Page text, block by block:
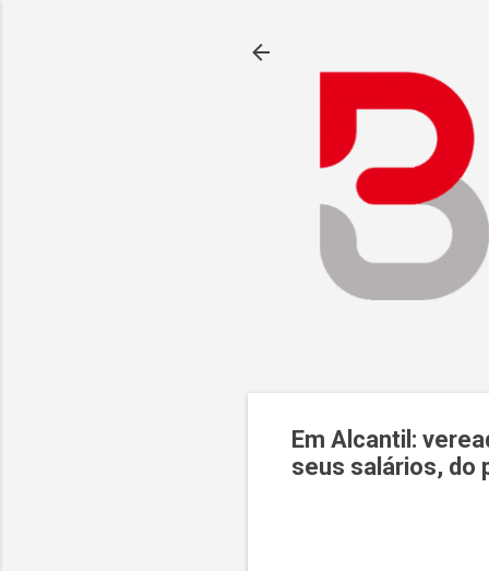
Em Alcantil:
seus salários, do